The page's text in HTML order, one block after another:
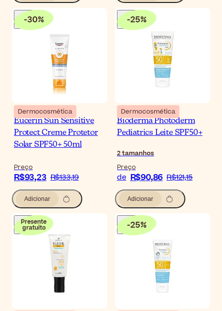
-30%
Dermocosmética
Eucerin Sun Sensitive
Protect Creme Protetor
Solar SPF50+ 50ml
Preço
R$93,23 R$133,19
Adicionar
-25%
Dermocosmética
Bioderma Photoderm
Pediatrics Leite SPF50+
2tamanhos
Preço
de R$90,86 R$121,15
Adicionar
Presente
gratuito -25%